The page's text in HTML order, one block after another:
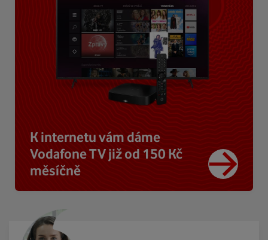
K internetu vám dáme
Vodafone TV již od 150 Kč
měsíčně